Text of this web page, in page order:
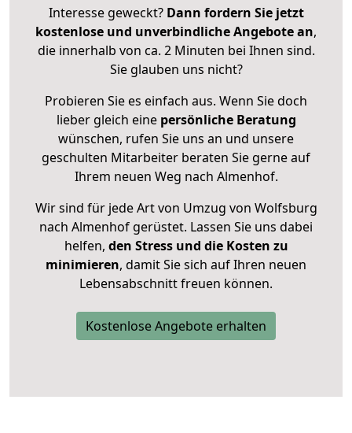
Interesse geweckt? Dann fordern Sie jetzt
kostenlose und unverbindliche Angebote an,
die innerhalb von ca. 2 Minuten bei Ihnen sind.
Sie glauben uns nicht?
Probieren Sie es einfach aus. Wenn Sie doch
lieber gleich eine persönliche Beratung
wünschen, rufen Sie uns an und unsere
geschulten Mitarbeiter beraten Sie gerne auf
Ihrem neuen Weg nach Almenhof.
Wir sind für jede Art von Umzug von Wolfsburg
nach Almenhof gerüstet. Lassen Sie uns dabei
helfen, den Stress und die Kosten zu
minimieren, damit Sie sich auf Ihren neuen
Lebensabschnitt freuen können.
Kostenlose Angebote erhalten